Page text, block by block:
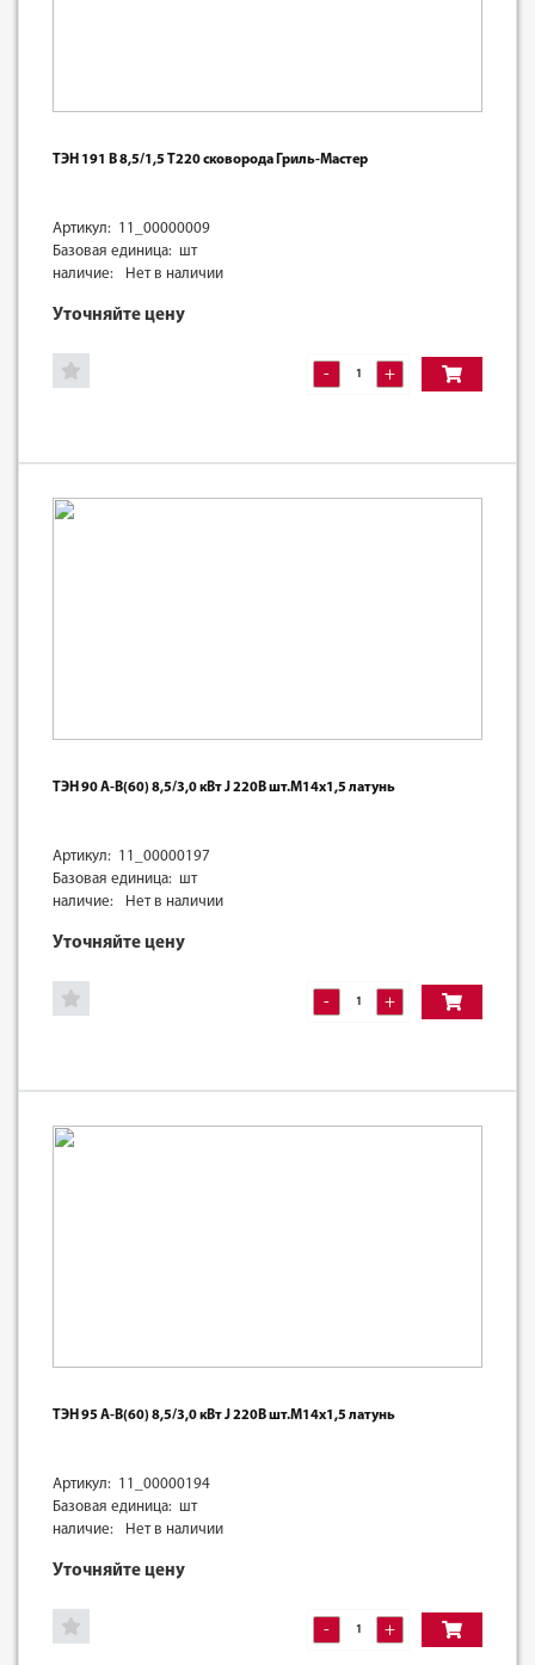
ТЭН 191 В 8,5/1,5 Т220 сковорода Гриль-Мастер
Артикул: 11_00000009
Базовая единица: шт
наличие:
Нет в наличии
Уточняйте цену
- +
ТЭН 90 А-В(60) 8,5/3,0 кВт J 220В шт.М14х1,5 латунь
Артикул: 11_00000197
Базовая единица: шт
наличие:
Нет в наличии
Уточняйте цену
- +
ТЭН 95 А-В(60) 8,5/3,0 кВт J 220В шт.М14х1,5 латунь
Артикул: 11_00000194
Базовая единица: шт
наличие:
Нет в наличии
Уточняйте цену
- +